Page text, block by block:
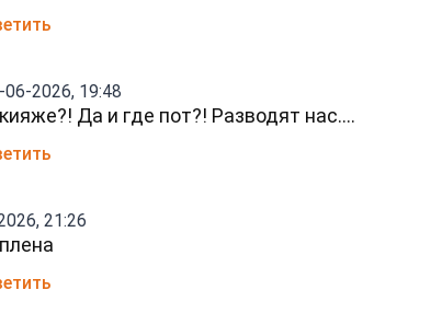
06-2026, 19:48
Да и где пот?! Разводят нас....
21:26